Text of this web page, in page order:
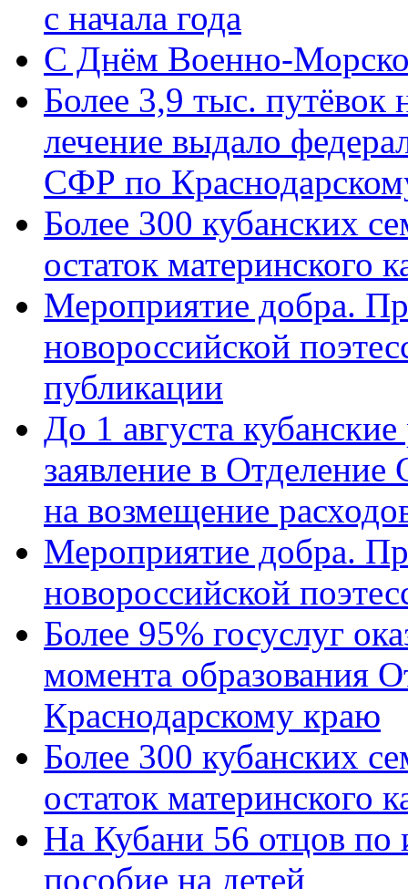
с начала года
C Днём Военно-
Более 3,9 тыс. путёвок
лечение выдало
СФР по
Более 300 кубанских
остаток материнского
Мероприятие добра.
новороссийской
публикации
До 1 августа
заявление в
на возмещение
Мероприятие добра.
новороссийской
Более 95% госуслуг
момента образования
Краснодарскому краю
Более 300 кубанских
остаток материнского
На Кубани 56 отцов по
пособие на детей